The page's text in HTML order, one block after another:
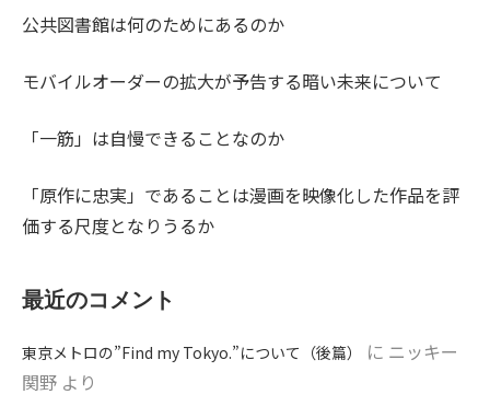
公共図書館は何のためにあるのか
モバイルオーダーの拡大が予告する暗い未来について
「一筋」は自慢できることなのか
「原作に忠実」であることは漫画を映像化した作品を評
価する尺度となりうるか
最近のコメント
東京メトロの”Find my Tokyo.”について（後篇） に ニッキー
関野 より